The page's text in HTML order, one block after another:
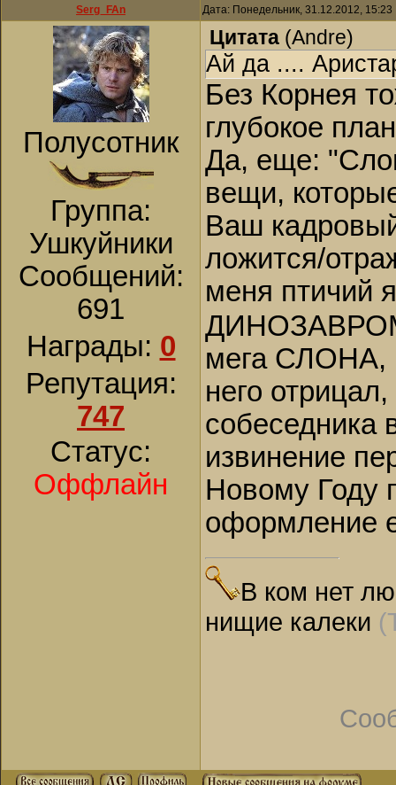
Serg_FAn Дата: Понедельник, 31.12.2012,
Полусотник
Группа:
Ушкуйники
Сообщений:
691
Награды: 0
Репутация:
747
Статус:
Оффлайн
Цитата (Andre)
Ай да ....
Без Корнея
глубокое
Да, еще:
вещи,
Ваш
ложится/
меня птичий
ДИНОЗАВРОМ
мега СЛОНА,
него
собеседника
извинение
Новому Году
оформление
В ком нет
нищие калеки